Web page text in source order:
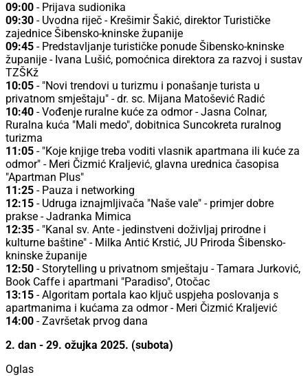
09:00 - Prijava sudionika
09:30 - Uvodna riječ - Krešimir Šakić, direktor Turističke
zajednice Šibensko-kninske županije
09:45 - Predstavljanje turističke ponude Šibensko-kninske
županije - Ivana Lušić, pomoćnica direktora za razvoj i sustav
TZŠKž
10:05 - "Novi trendovi u turizmu i ponašanje turista u
privatnom smještaju" - dr. sc. Mijana Matošević Radić
10:40 - Vođenje ruralne kuće za odmor - Jasna Colnar,
Ruralna kuća "Mali medo", dobitnica Suncokreta ruralnog
turizma
11:05 - "Koje knjige treba voditi vlasnik apartmana ili kuće za
odmor" - Meri Čizmić Kraljević, glavna urednica časopisa
"Apartman Plus"
11:25 - Pauza i networking
12:15 - Udruga iznajmljivača "Naše vale" - primjer dobre
prakse - Jadranka Mimica
12:35 - "Kanal sv. Ante - jedinstveni doživljaj prirodne i
kulturne baštine" - Milka Antić Krstić, JU Priroda Šibensko-
kninske županije
12:50 - Storytelling u privatnom smještaju - Tamara Jurković,
Book Caffe i apartmani "Paradiso", Otočac
13:15 - Algoritam portala kao ključ uspjeha poslovanja s
apartmanima i kućama za odmor - Meri Čizmić Kraljević
14:00 - Završetak prvog dana
2. dan - 29. ožujka 2025. (subota)
Oglas